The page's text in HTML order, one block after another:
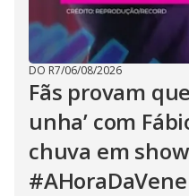
DO R7/06/08/2026
Fãs provam
unha’ com
chuva em show